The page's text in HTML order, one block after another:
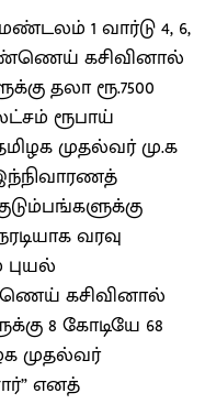
1 வார்டு 4, 6,
கசிவினால்
தலா ரூ.7500
ரூபாய்
முதல்வர் மு.க
வரவு
கசிவினால்
8 கோடியே 68
முதல்வர்
எனத்